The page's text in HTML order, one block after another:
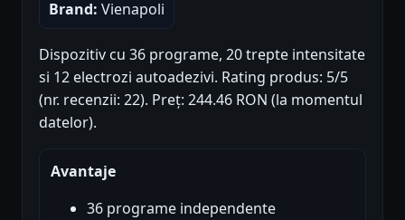
Brand: Vienapoli
Dispozitiv cu 36 programe, 20 trepte intensitate
si 12 electrozi autoadezivi. Rating produs: 5/5
(nr. recenzii: 22). Preț: 244.46 RON (la momentul
datelor).
Avantaje
36 programe independente